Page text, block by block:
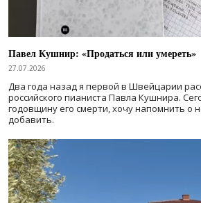
Павел Кушнир: «Продаться или умереть»
27.07.2026
Два года назад я первой в Швейцарии
российского пианиста Павла Кушнира.
годовщину его смерти, хочу напомнить о
добавить.